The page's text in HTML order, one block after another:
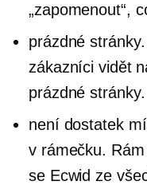
„zapomenout“,
prázdné
zákazníci vidět
prázdné stránky.
není dostatek
v rámečku.
se Ecwid ze